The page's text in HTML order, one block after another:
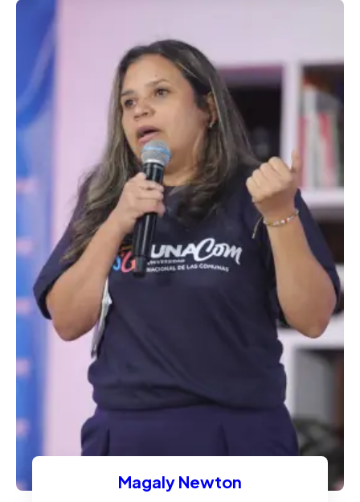
Magaly Newton